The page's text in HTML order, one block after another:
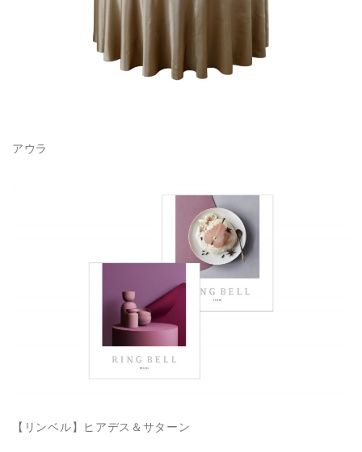
アウラ
【リンベル】ヒアデス＆サターン